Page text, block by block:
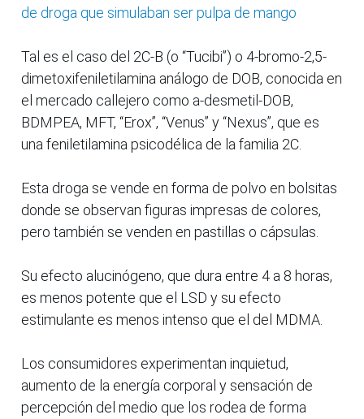
de droga que simulaban ser pulpa de mango
Tal es el caso del 2C-B (o “Tucibi”) o 4-bromo-2,5-
dimetoxifeniletilamina análogo de DOB, conocida en
el mercado callejero como a-desmetil-DOB,
BDMPEA, MFT, “Erox”, “Venus” y “Nexus”, que es
una feniletilamina psicodélica de la familia 2C.
Esta droga se vende en forma de polvo en bolsitas
donde se observan figuras impresas de colores,
pero también se venden en pastillas o cápsulas.
Su efecto alucinógeno, que dura entre 4 a 8 horas,
es menos potente que el LSD y su efecto
estimulante es menos intenso que el del MDMA.
Los consumidores experimentan inquietud,
aumento de la energía corporal y sensación de
percepción del medio que los rodea de forma